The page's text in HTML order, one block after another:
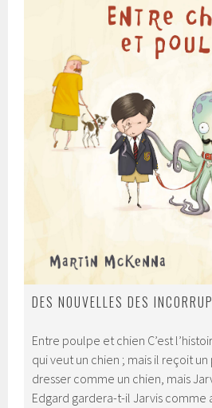
DES NOUVELLES DES
Entre poulpe et chien C’est
qui veut un chien ; mais il reçoit
dresser comme un chien, mais
Edgard gardera-t-il Jarvis comme